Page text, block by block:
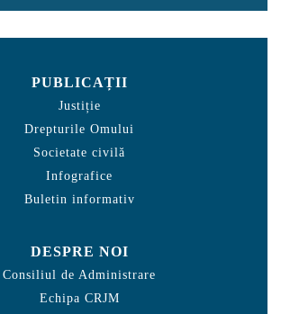
PUBLICAȚII
Justiție
Drepturile Omului
Societate civilă
Infografice
Buletin informativ
DESPRE NOI
Consiliul de Administrare
Echipa CRJM